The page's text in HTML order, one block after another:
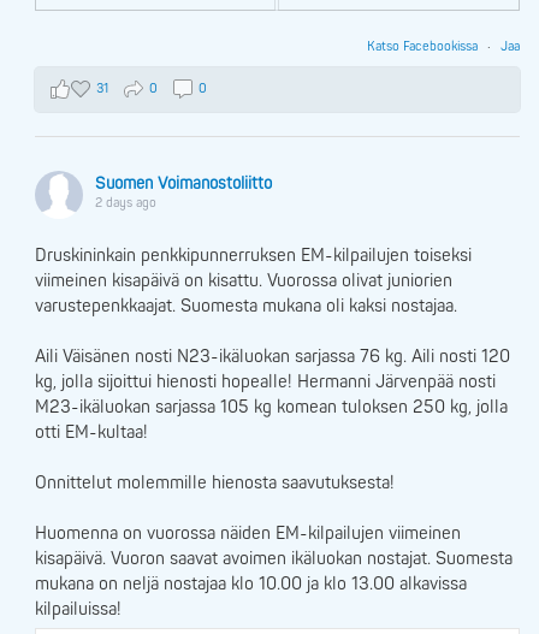
Katso Facebookissa · Jaa
31 0 0
Suomen Voimanostoliitto
2 days ago
Druskininkain penkkipunnerruksen EM-kilpailujen toiseksi
viimeinen kisapäivä on kisattu. Vuorossa olivat juniorien
varustepenkkaajat. Suomesta mukana oli kaksi nostajaa.
Aili Väisänen nosti N23-ikäluokan sarjassa 76 kg. Aili nosti 120
kg, jolla sijoittui hienosti hopealle! Hermanni Järvenpää nosti
M23-ikäluokan sarjassa 105 kg komean tuloksen 250 kg, jolla
otti EM-kultaa!
Onnittelut molemmille hienosta saavutuksesta!
Huomenna on vuorossa näiden EM-kilpailujen viimeinen
kisapäivä. Vuoron saavat avoimen ikäluokan nostajat. Suomesta
mukana on neljä nostajaa klo 10.00 ja klo 13.00 alkavissa
kilpailuissa!